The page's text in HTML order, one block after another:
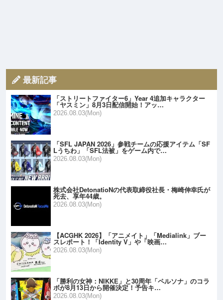
最新記事
「ストリートファイター6」Year 4追加キャラクター
「ヤスミン」8月3日配信開始！アッ…
2026.08.03(Mon)
「SFL JAPAN 2026」参戦チームの応援アイテム「SF
Lうちわ」「SFL法被」をゲーム内で…
2026.08.03(Mon)
株式会社DetonatioNの代表取締役社長・梅崎伸幸氏が
死去、享年44歳。
2026.08.03(Mon)
【ACGHK 2026】「アニメイト」「Medialink」ブー
スレポート！「Identity V」や「映画…
2026.08.03(Mon)
「勝利の女神：NIKKE」と30周年「ペルソナ」のコラ
ボが8月13日から開催決定！予告キ…
2026.08.03(Mon)